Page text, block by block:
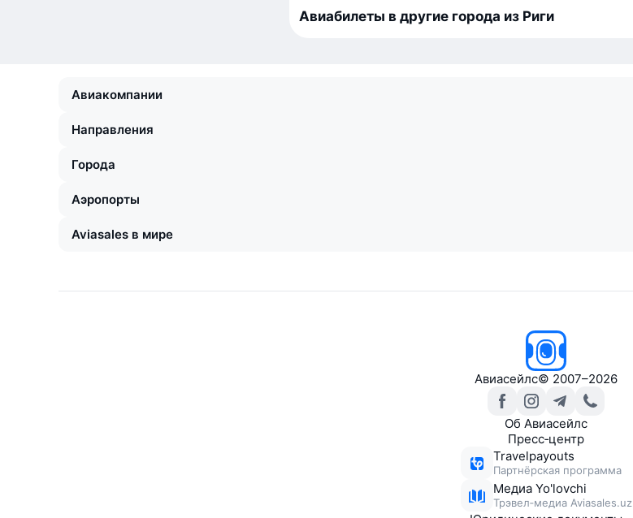
Авиабилеты в другие города из Риги
Авиакомпании
Направления
Города
Аэропорты
Aviasales в мире
Авиасейлс© 2007–2026
Об Авиасейлс
Пресс‑центр
Travelpayouts
Партнёрская программа
Медиа Yo'lovchi
Трэвел‑медиа Aviasales.uz